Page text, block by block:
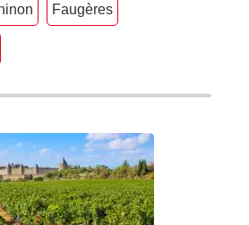
Faugères